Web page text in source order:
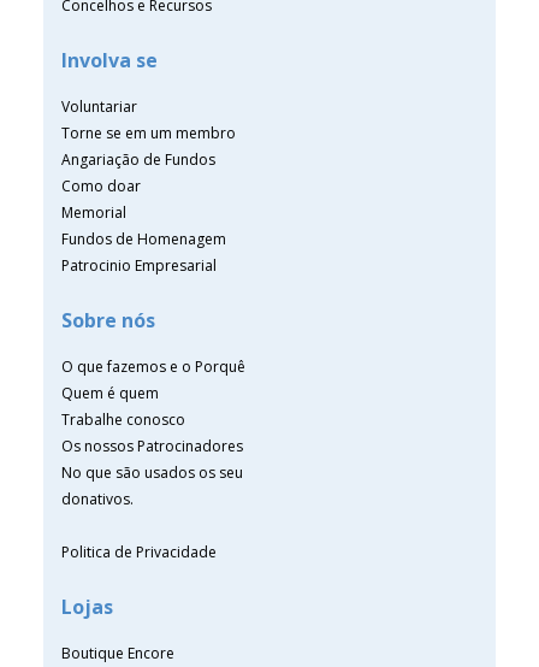
Concelhos e Recursos
Involva se
Voluntariar
Torne se em um membro
Angariação de Fundos
Como doar
Memorial
Fundos de Homenagem
Patrocinio Empresarial
Sobre nós
O que fazemos e o Porquê
Quem é quem
Trabalhe conosco
Os nossos Patrocinadores
No que são usados os seu
donativos.
Politica de Privacidade
Lojas
Boutique Encore